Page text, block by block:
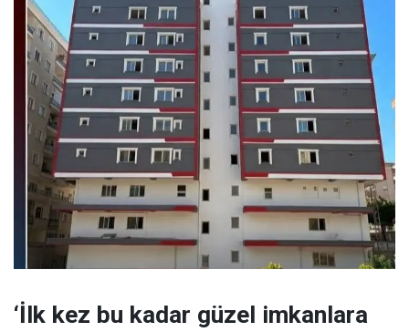
‘İlk kez bu kadar güzel imkanlara